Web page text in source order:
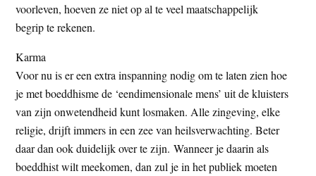
voorleven, hoeven ze niet op al te veel maatschappelijk
begrip te rekenen.
Karma
Voor nu is er een extra inspanning nodig om te laten zien hoe
je met boeddhisme de ‘eendimensionale mens’ uit de kluisters
van zijn onwetendheid kunt losmaken. Alle zingeving, elke
religie, drijft immers in een zee van heilsverwachting. Beter
daar dan ook duidelijk over te zijn. Wanneer je daarin als
boeddhist wilt meekomen, dan zul je in het publiek moeten